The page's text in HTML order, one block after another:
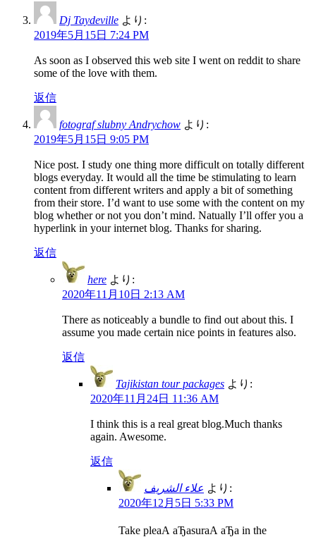
Dj Taydeville より:
2019年5月15日 7:24 PM
As soon as I observed this web site I went on reddit to share
some of the love with them.
返信
fotograf slubny Andrychow より:
2019年5月15日 9:05 PM
Nice post. I study one thing more difficult on totally different
blogs everyday. It would all the time be stimulating to learn
content from different writers and apply a bit of something
from their store. I’d want to use some with the content on my
blog whether or not you don’t mind. Natually I’ll offer you a
hyperlink in your internet blog. Thanks for sharing.
返信
here より:
2020年11月10日 2:13 AM
There as noticeably a bundle to find out about this. I
assume you made certain nice points in features also.
返信
Tajikistan tour packages より:
2020年11月24日 11:36 AM
I think this is a real great blog.Much thanks
again. Awesome.
返信
علاء الشريف より:
2020年12月5日 5:33 PM
Take pleаА аЂаsurаА аЂа in the